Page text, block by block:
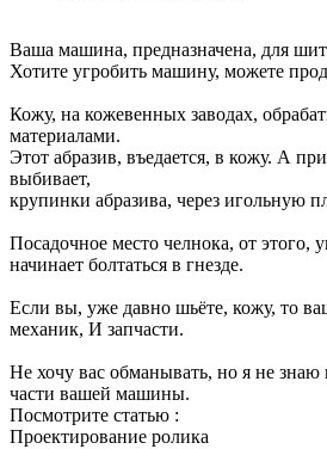
Ваша машина, предназначена, для
Хотите угробить машину, можете
Кожу, на кожевенных заводах,
материалами.
Этот абразив, въедается, в кожу. А
выбивает,
крупинки абразива, через игольную
Посадочное место челнока, от этого,
начинает болтаться в гнезде.
Если вы, уже давно шьёте, кожу, то
механик, И запчасти.
Не хочу вас обманывать, но я не знаю
части вашей машины.
Посмотрите статью :
Проектирование ролика